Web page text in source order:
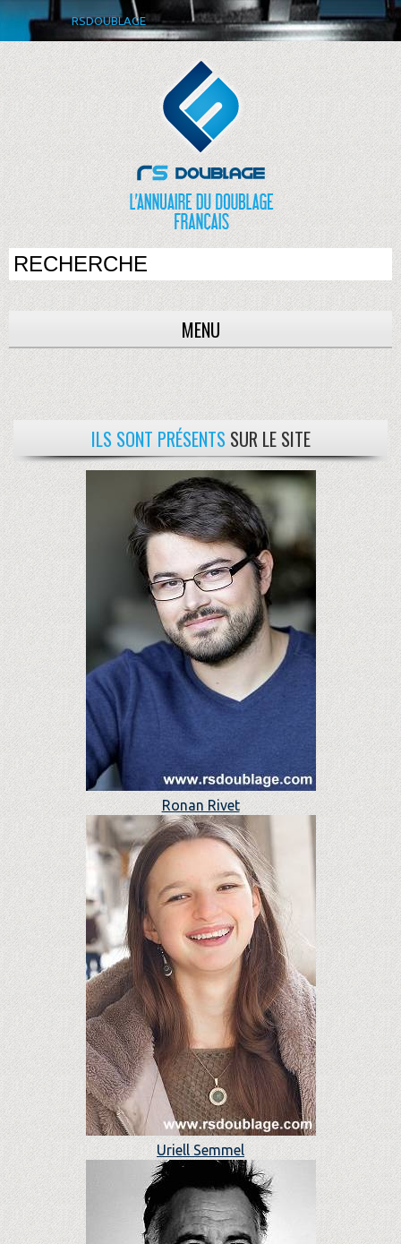
RSDOUBLAGE
MENU
ILS SONT PRÉSENTS SUR LE SITE
Ronan Rivet
Uriell Semmel